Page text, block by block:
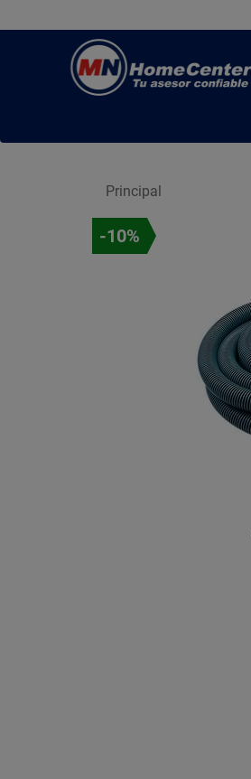
Center
Principal
-10%